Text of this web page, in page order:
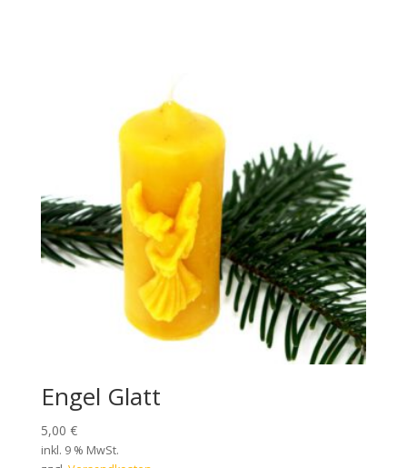
Engel Glatt
5,00 €
inkl. 9 % MwSt.